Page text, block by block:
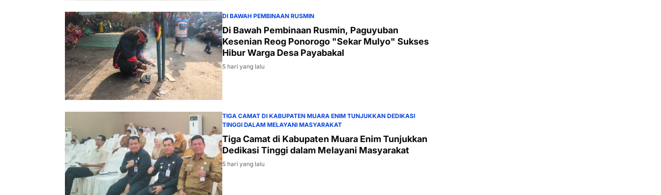
DI BAWAH PEMBINAAN RUSMIN
Di Bawah Pembinaan Rusmin, Paguyuban
Kesenian Reog Ponorogo "Sekar Mulyo" Sukses
Hibur Warga Desa Payabakal
5 hari yang lalu
TIGA CAMAT DI KABUPATEN MUARA ENIM TUNJUKKAN DEDIKASI
TINGGI DALAM MELAYANI MASYARAKAT
Tiga Camat di Kabupaten Muara Enim Tunjukkan
Dedikasi Tinggi dalam Melayani Masyarakat
5 hari yang lalu